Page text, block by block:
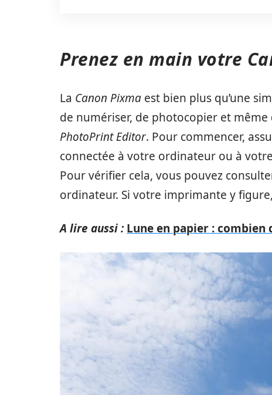
Prenez en main votre
La Canon Pixma est bien plus qu’une
de numériser, de photocopier et même
PhotoPrint Editor. Pour commencer,
connectée à votre ordinateur ou à votre
Pour vérifier cela, vous pouvez
ordinateur. Si votre imprimante y
A lire aussi : Lune en papier : combien